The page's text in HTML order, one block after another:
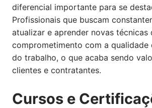
diferencial importante para se
Profissionais que buscam
atualizar e aprender novas técnicas
comprometimento com a qualidade
do trabalho, o que acaba sendo
clientes e contratantes.
Cursos e